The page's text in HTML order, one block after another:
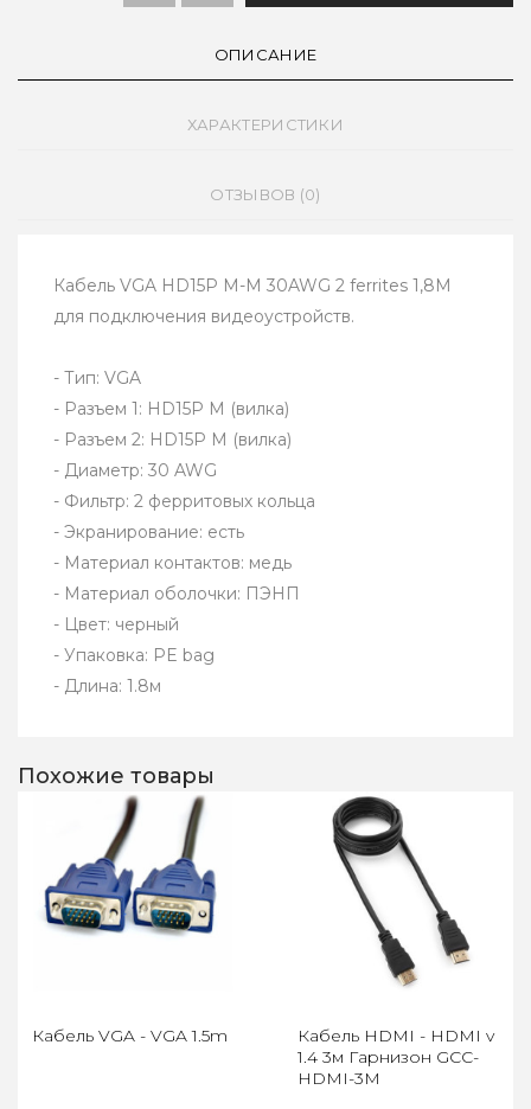
ОПИСАНИЕ
ХАРАКТЕРИСТИКИ
ОТЗЫВОВ (0)
Кабель VGA HD15P M-M 30AWG 2 ferrites 1,8M
для подключения видеоустройств.
- Тип: VGA
- Разъем 1: HD15P M (вилка)
- Разъем 2: HD15P M (вилка)
- Диаметр: 30 AWG
- Фильтр: 2 ферритовых кольца
- Экранирование: есть
- Материал контактов: медь
- Материал оболочки: ПЭНП
- Цвет: черный
- Упаковка: PE bag
- Длина: 1.8м
Похожие товары
Кабель VGA - VGA 1.5m
Кабель HDMI - HDMI v
1.4 3м Гарнизон GCC-
HDMI-3M